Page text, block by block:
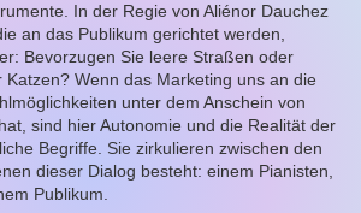
In der Regie von Aliénor Dauchez
an das Publikum gerichtet werden,
Bevorzugen Sie leere Straßen oder
Katzen? Wenn das Marketing uns an die
unter dem Anschein von
sind hier Autonomie und die Realität der
Begriffe. Sie zirkulieren zwischen den
dieser Dialog besteht: einem Pianisten,
Publikum.